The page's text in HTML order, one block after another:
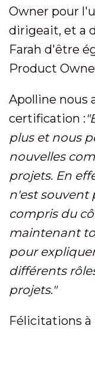
Owner pour
dirigeait, et a
Farah d'être
Product
Apolline nous
certification :
plus et nous
nouvelles
projets. En
n'est souvent
compris du
maintenant
pour
différents
projets."
Félicitations à